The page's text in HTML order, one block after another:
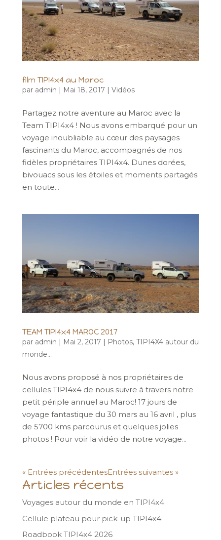
film TIPI4x4 au Maroc
par admin | Mai 18, 2017 | Vidéos
Partagez notre aventure au Maroc avec la
Team TIPI4x4 ! Nous avons embarqué pour un
voyage inoubliable au cœur des paysages
fascinants du Maroc, accompagnés de nos
fidèles propriétaires TIPI4x4. Dunes dorées,
bivouacs sous les étoiles et moments partagés
en toute...
TEAM TIPI4x4 MAROC 2017
par admin | Mai 2, 2017 | Photos, TIPI4X4 autour du
monde...
Nous avons proposé à nos propriétaires de
cellules TIPI4x4 de nous suivre à travers notre
petit périple annuel au Maroc! 17 jours de
voyage fantastique du 30 mars au 16 avril , plus
de 5700 kms parcourus et quelques jolies
photos ! Pour voir la vidéo de notre voyage...
« Entrées précédentesEntrées suivantes »
Articles récents
Voyages autour du monde en TIPI4x4
Cellule plateau pour pick-up TIPI4x4
Roadbook TIPI4x4 2026